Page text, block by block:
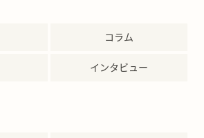
コラム
インタビュー